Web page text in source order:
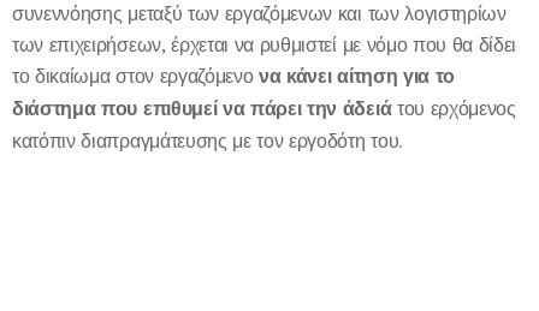
συνεννόησης μεταξύ των εργαζόμενων και των λογιστηρίων
των επιχειρήσεων, έρχεται να ρυθμιστεί με νόμο που θα δίδει
το δικαίωμα στον εργαζόμενονα κάνει αίτηση για το
διάστημα που επιθυμεί να πάρει την άδειά του ερχόμενος
κατόπιν διαπραγμάτευσης με τον εργοδότη του.